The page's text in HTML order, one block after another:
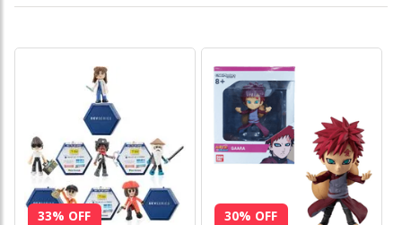
33% OFF
30% OFF